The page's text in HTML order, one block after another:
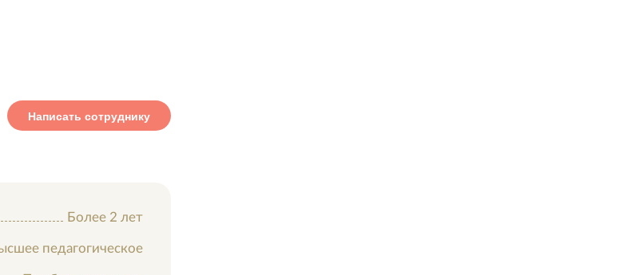
Написать сотруднику
Более 2 лет
педагогическое